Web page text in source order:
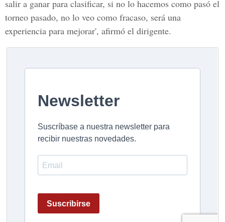
salir a ganar para clasificar, si no lo hacemos como pasó el
torneo pasado, no lo veo como fracaso, será una
experiencia para mejorar', afirmó el dirigente.